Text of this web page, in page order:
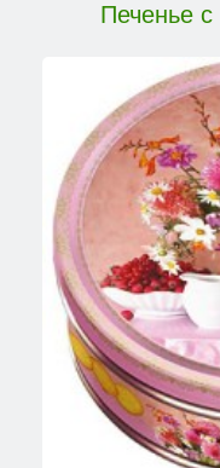
Печенье с